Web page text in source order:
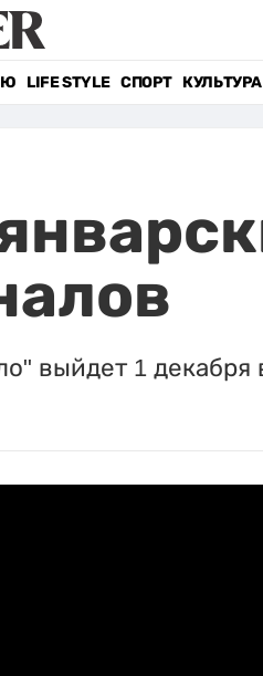
LIFE STYLE СПОРТ КУЛЬТУРА
выйдет 1 декабря